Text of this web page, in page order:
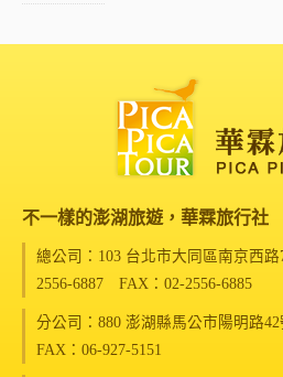
不一樣的澎湖旅遊，華霖旅行社
總公司：103 台北市大同區南京西
2556-6887 FAX：02-2556-6885
分公司：880 澎湖縣馬公市陽明路
FAX：06-927-5151